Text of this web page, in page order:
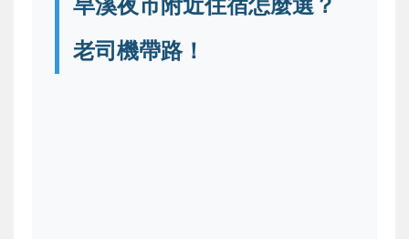
老司機帶路！